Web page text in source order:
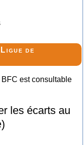
de
est consultable
les écarts au